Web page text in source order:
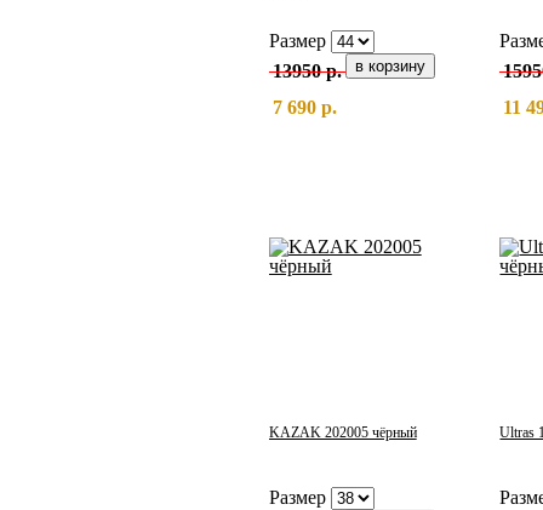
Размер
13950 р.
7 690 р.
11
KAZAK 202005 чёрный
Размер
Ultras